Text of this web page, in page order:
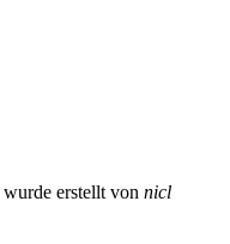
wurde erstellt von nicl